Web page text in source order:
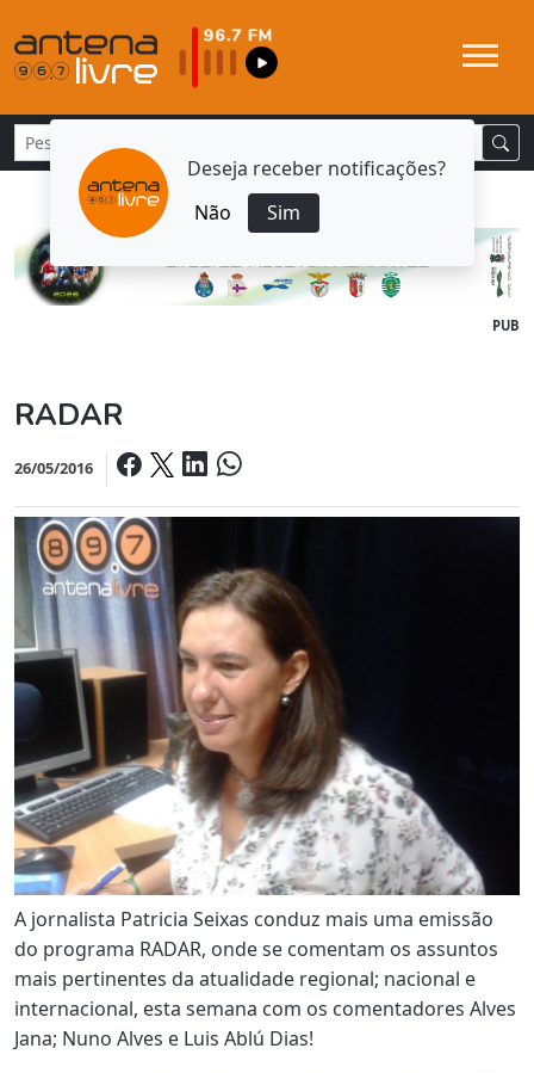
Deseja receber notificações?
Não
Sim
PUB
RADAR
26/05/2016
A jornalista Patricia Seixas conduz mais uma emissão
do programa RADAR, onde se comentam os assuntos
mais pertinentes da atualidade regional; nacional e
internacional, esta semana com os comentadores Alves
Jana; Nuno Alves e Luis Ablú Dias!